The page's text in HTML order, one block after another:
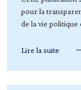
pour la
de la vie politique
Lire la suite